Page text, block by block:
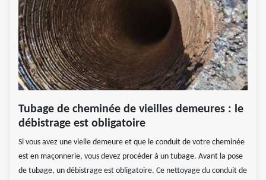
Tubage de cheminée de vieilles demeures : le
débistrage est obligatoire
Si vous avez une vielle demeure et que le conduit de votre cheminée
est en maçonnerie, vous devez procéder à un tubage. Avant la pose
de tubage, un débistrage est obligatoire. Ce nettoyage du conduit de